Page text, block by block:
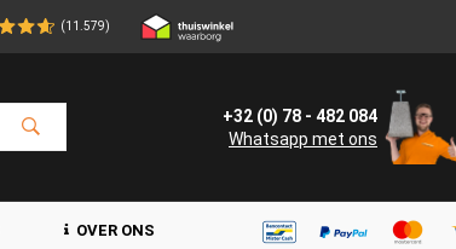
(11.579)
+32 (0) 78 - 482 084
Whatsapp met ons
OVER ONS